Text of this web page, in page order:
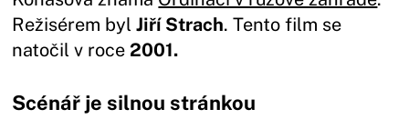
Režisérem bylJiří Strach. Tento film se
natočil v roce 2001.
Scénář je silnou stránkou